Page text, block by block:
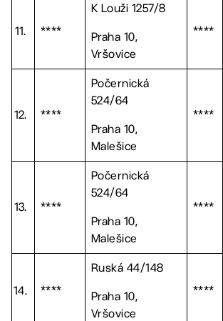
11. ****
K Louži 1257/8
Praha 10,
Vršovice
****
12. ****
Počernická
524/64
Praha 10,
Malešice
****
13. ****
Počernická
524/64
Praha 10,
Malešice
****
14. ****
Ruská 44/148
Praha 10,
Vršovice
****